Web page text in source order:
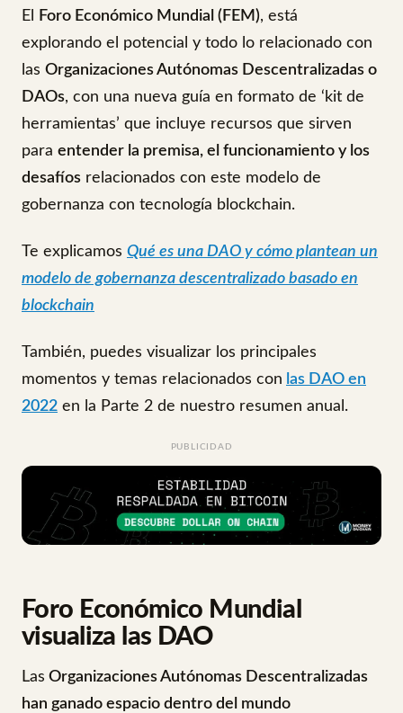
El Foro Económico Mundial (FEM), está
explorando el potencial y todo lo relacionado con
las Organizaciones Autónomas Descentralizadas o
DAOs, con una nueva guía en formato de ‘kit de
herramientas’ que incluye recursos que sirven
para entender la premisa, el funcionamiento y los
desafíos relacionados con este modelo de
gobernanza con tecnología blockchain.
Te explicamos Qué es una DAO y cómo plantean un
modelo de gobernanza descentralizado basado en
blockchain
También, puedes visualizar los principales
momentos y temas relacionados con las DAO en
2022 en la Parte 2 de nuestro resumen anual.
PUBLICIDAD
Foro Económico Mundial
visualiza las DAO
Las Organizaciones Autónomas Descentralizadas
han ganado espacio dentro del mundo